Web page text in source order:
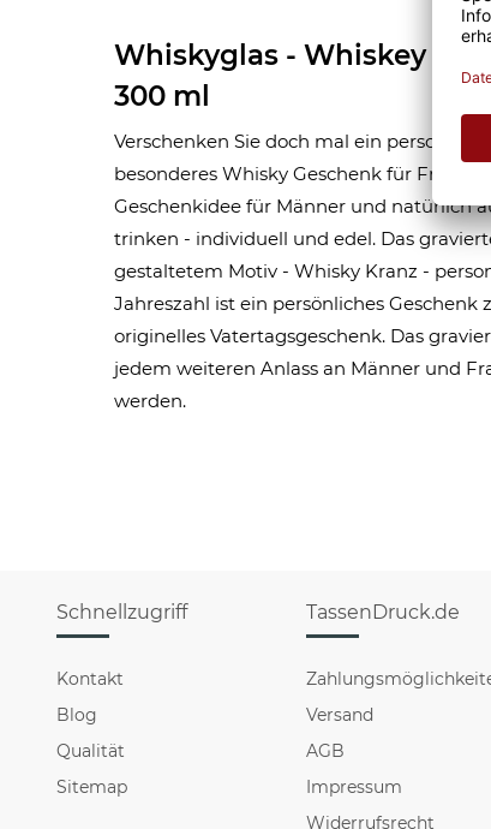
Whiskyglas - Whiskey
300 ml
Verschenken Sie doch mal ein
besonderes Whisky Geschenk für
Geschenkidee für Männer und natürlich
trinken - individuell und edel. Das
gestaltetem Motiv - Whisky Kranz -
Jahreszahl ist ein persönliches
originelles Vatertagsgeschenk. Das
jedem weiteren Anlass an Männer und
werden.
Schnellzugriff
Kontakt
Blog
Qualität
Sitemap
TassenDruck.de
Versand
AGB
Impressum
Widerrufsrecht